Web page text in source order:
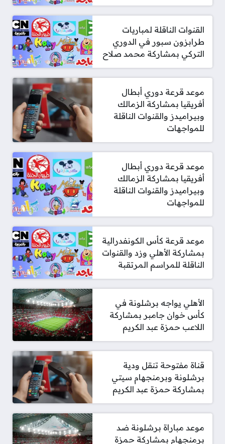
القنوات الناقلة لمباريات
طرابزون سبور في الدوري
التركي بمشاركة محمد صلاح
موعد قرعة دوري أبطال
أفريقيا بمشاركة الزمالك
وبيراميدز والقنوات الناقلة
للمواجهات
موعد قرعة دوري أبطال
أفريقيا بمشاركة الزمالك
وبيراميدز والقنوات الناقلة
للمواجهات
موعد قرعة كأس الكونفدرالية
بمشاركة الأهلي وزد والقنوات
الناقلة للمراسم المرتقبة
الأهلي يواجه برشلونة في
كأس خوان جامبر بمشاركة
اللاعب حمزة عبد الكريم
قناة مفتوحة تنقل ودية
برشلونة وبرمنجهام سيتي
بمشاركة حمزة عبد الكريم
موعد مباراة برشلونة ضد
برمنجهام بمشاركة حمزة